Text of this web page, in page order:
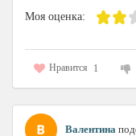
Моя оценка:
Нравится 1
Валентина